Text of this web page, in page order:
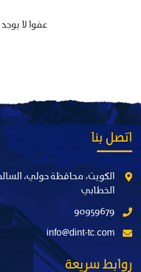
عفوا لا
اتصل بنا
الخطابي
90959679
info@dint-tc.com
روابط سريعة